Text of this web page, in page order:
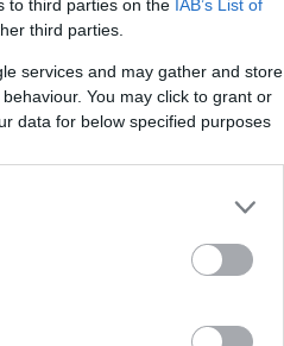
to third parties on the IAB’s List of
third parties.
services and may gather and store
You may click to grant or
data for below specified purposes
tärkeä pitkän
sitä, että fyysinen kunto
urheilijat
ilon ilman
pitäisi muuttaa? Nyt on